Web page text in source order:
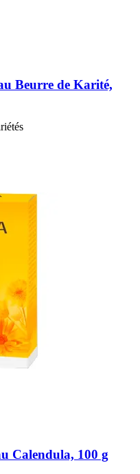
Beurre de Karité,
Calendula, 100 g